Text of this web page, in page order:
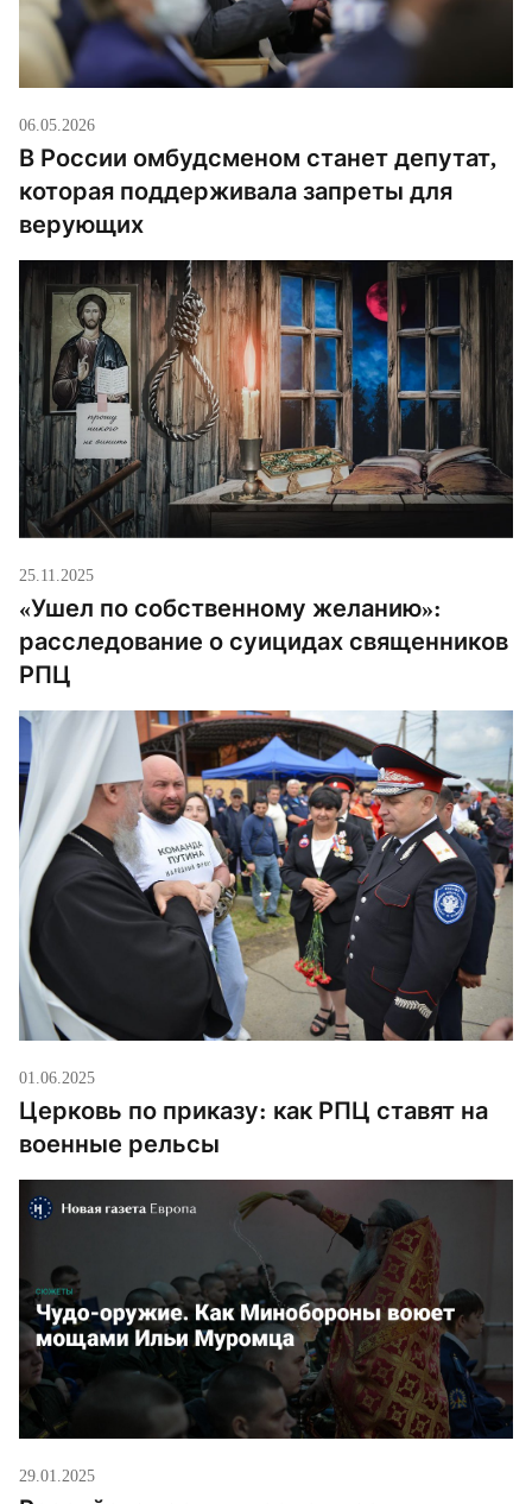
06.05.2026
В России омбудсменом станет депутат,
которая поддерживала запреты для
верующих
25.11.2025
«Ушел по собственному желанию»:
расследование о суицидах священников
РПЦ
01.06.2025
Церковь по приказу: как РПЦ ставят на
военные рельсы
29.01.2025